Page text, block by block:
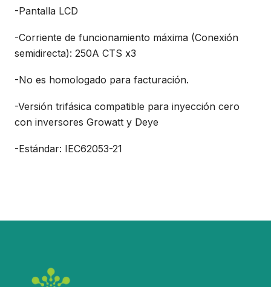
-Pantalla LCD
-Corriente de funcionamiento máxima (Conexión
semidirecta): 250A CTS x3
-No es homologado para facturación.
-Versión trifásica compatible para inyección cero
con inversores Growatt y Deye
-Estándar: IEC62053-21